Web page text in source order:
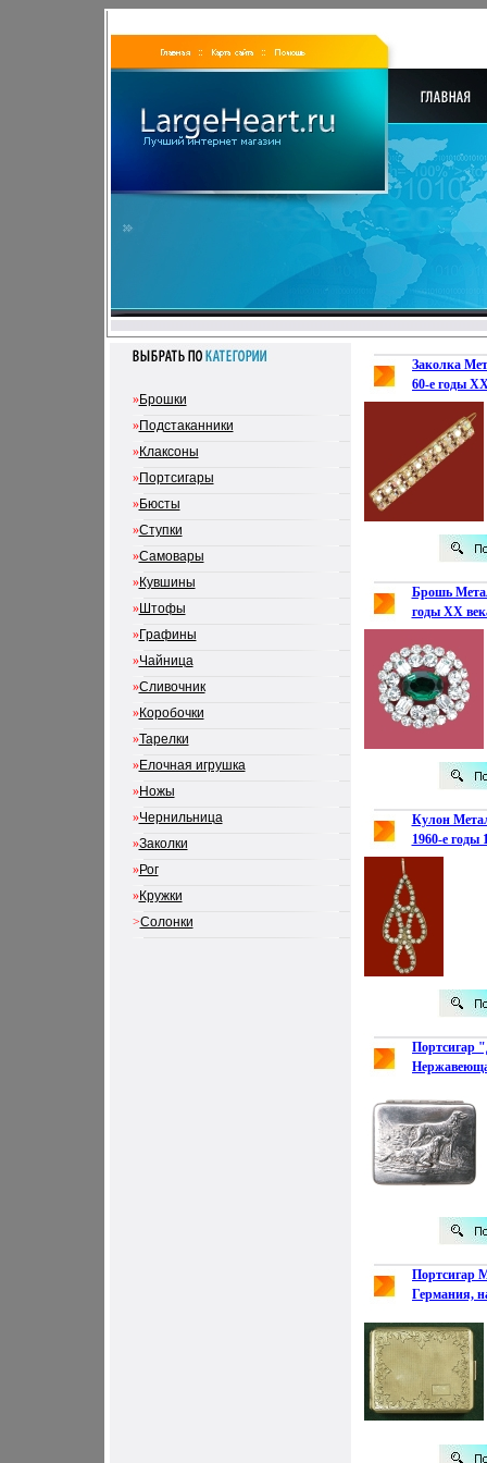
»Брошки
»Подстаканники
»Клаксоны
»Портсигары
»Бюсты
»Ступки
»Самовары
»Кувшины
»Штофы
»Графины
»Чайница
»Сливочник
»Коробочки
»Тарелки
»Елочная игрушка
»Ножы
»Чернильница
»Заколки
»Рог
»Кружки
>Солонки
Заколка
60-е годы
3315k.
Брошь
годы ХХ
Кулон
1960-е годы
Портсигар
портсигара
3328k.
Портсигар
Германия,